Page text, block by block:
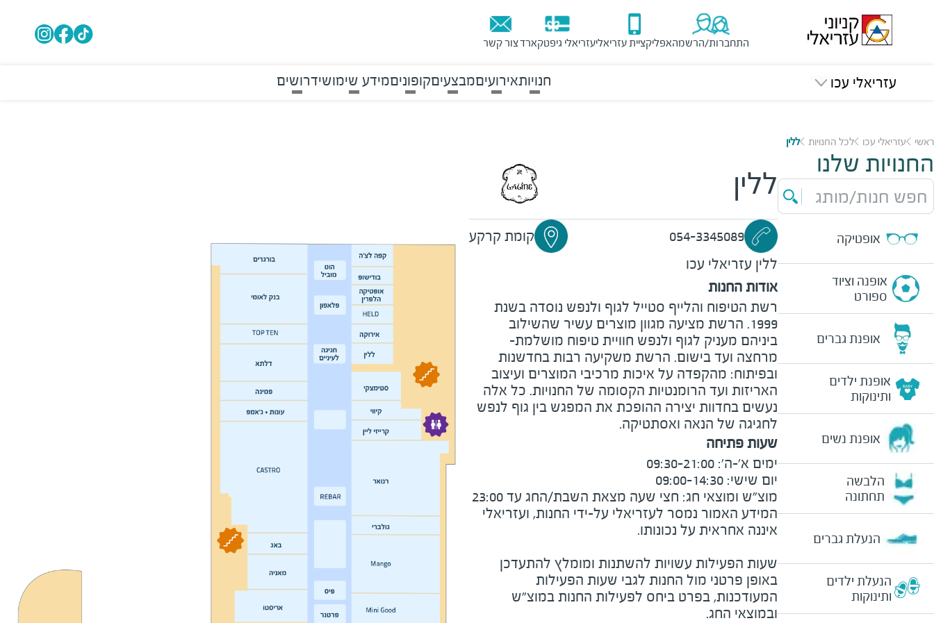
התחברות/הרשמהאפליקציית עזריאליעזריאלי גיפטקארדצור קשר
עזריאלי עכו חנויותאירועיםמבצעיםקופוניםמידע שימושידרושים
ראשי עזריאלי עכו לכל החנויות ללין
החנויות שלנו
חפש חנות/מותג
אופטיקה
אופנה וציוד
ספורט
אופנת גברים
אופנת ילדים
ותינוקות
אופנת נשים
הלבשה
תחתונה
הנעלת גברים
הנעלת ילדים
ותינוקות
ללין
054-3345089
קומת קרקע
ללין עזריאלי עכו
אודות החנות
רשת הטיפוח והלייף סטייל לגוף ולנפש נוסדה בשנת
1999. הרשת מציעה מגוון מוצרים עשיר שהשילוב
ביניהם מעניק לגוף ולנפש חוויית טיפוח מושלמת-
מרחצה ועד בישום. הרשת משקיעה רבות בחדשנות
ובפיתוח: מהקפדה על איכות מרכיבי המוצרים ועיצוב
האריזות ועד הרומנטיות הקסומה של החנויות. כל אלה
נעשים בחדוות יצירה ההופכת את המפגש בין גוף לנפש
לחגיגה של הנאה ואסתטיקה.
שעות פתיחה
מוצ"ש ומוצאי חג: חצי שעה מצאת השבת/החג עד 23:00
המידע האמור נמסר לעזריאלי על-ידי החנות, ועזריאלי
שעות הפעילות עשויות להשתנות ומומלץ להתעדכן
באופן פרטני מול החנות לגבי שעות הפעילות
המעודכנות, בפרט ביחס לפעילות החנות במוצ"ש
ובמוצאי החג.